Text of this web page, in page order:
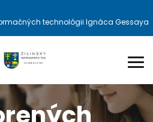
technológii Ignáca Gessaya